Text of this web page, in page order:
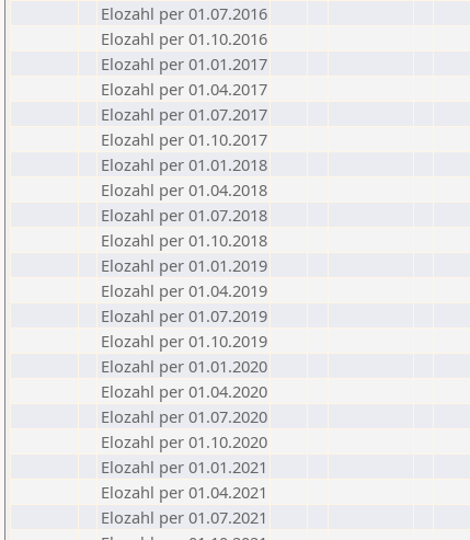
Elozahl per 01.07.2016
Elozahl per 01.10.2016
Elozahl per 01.01.2017
Elozahl per 01.04.2017
Elozahl per 01.07.2017
Elozahl per 01.10.2017
Elozahl per 01.01.2018
Elozahl per 01.04.2018
Elozahl per 01.07.2018
Elozahl per 01.10.2018
Elozahl per 01.01.2019
Elozahl per 01.04.2019
Elozahl per 01.07.2019
Elozahl per 01.10.2019
Elozahl per 01.01.2020
Elozahl per 01.04.2020
Elozahl per 01.07.2020
Elozahl per 01.10.2020
Elozahl per 01.01.2021
Elozahl per 01.04.2021
Elozahl per 01.07.2021